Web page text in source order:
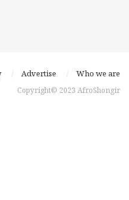
Who we are
Advertise
Copyright© 2023 AfroShongir